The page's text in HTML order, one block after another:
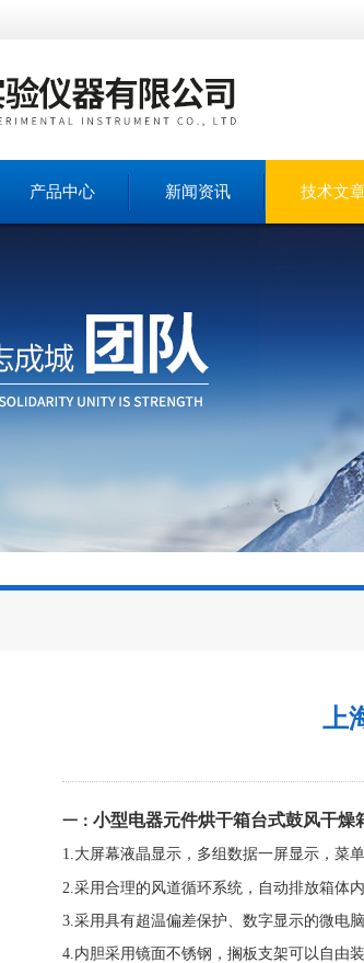
产品中心 新闻资讯 技术文
上
一： 小型电器元件烘干箱台式鼓风干燥
1.大屏幕液晶显示，多组数据一屏显示，菜
2.采用合理的风道循环系统，自动排放箱体
3.采用具有超温偏差保护、数字显示的微电
4.内胆采用镜面不锈钢，搁板支架可以自由